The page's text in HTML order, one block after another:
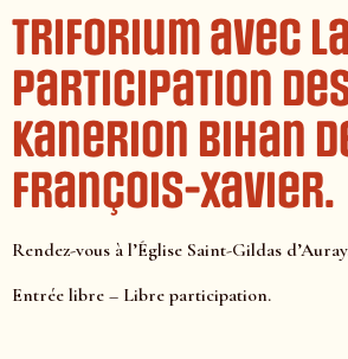
Triforium avec
participation
Kanerion Bihan
François-Xavier.
Rendez-vous à l’Église Saint-Gildas
Entrée libre – Libre participation.